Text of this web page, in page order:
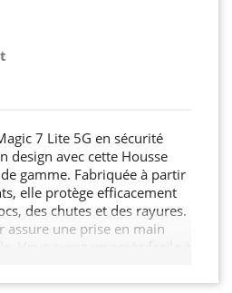
7 Lite 5G en sécurité
design avec cette Housse
gamme. Fabriquée à partir
elle protège efficacement
des chutes et des rayures.
assure une prise en main
Vous aurez un accès facile à
de votre Honor Magic 7
précise. Choisissez cette